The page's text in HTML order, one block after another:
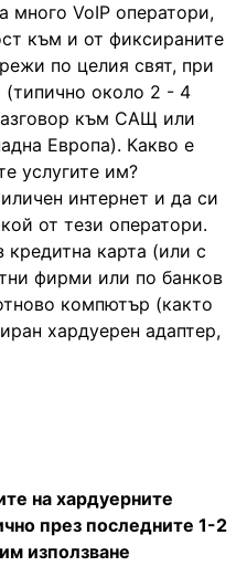
VoIP оператори,
към и от фиксираните
по целия свят, при
(типично около 2 - 4
към САЩ или
Европа). Какво е
услугите им?
интернет и да си
от тези оператори.
карта (или с
фирми или по банков
компютър (както
хардуерен адаптер,
на хардуерните
през последните 1-2
използване